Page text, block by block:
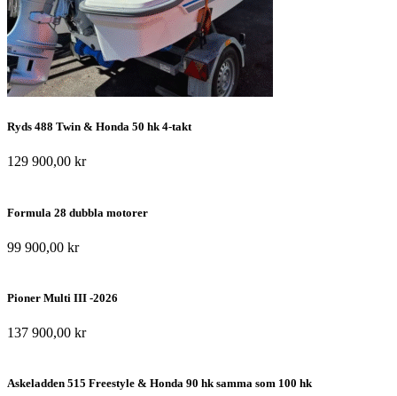
Ryds 488 Twin & Honda 50 hk 4-takt
129 900,00 kr
Formula 28 dubbla motorer
99 900,00 kr
Pioner Multi III -2026
137 900,00 kr
Askeladden 515 Freestyle & Honda 90 hk samma som 100 hk